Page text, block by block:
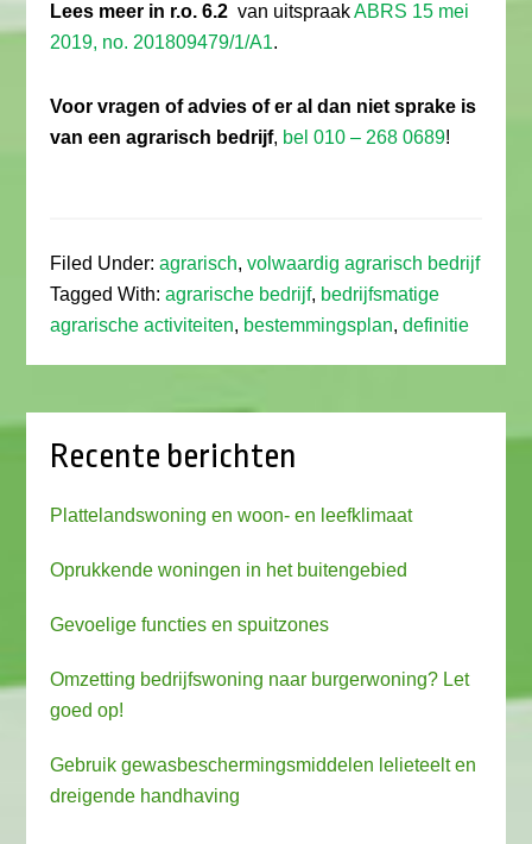
Lees meer in r.o. 6.2 van uitspraakABRS 15 mei
2019, no. 201809479/1/A1.
Voor vragen of advies of er al dan niet sprake is
van een agrarisch bedrijf, bel 010 – 268 0689!
Filed Under:agrarisch,volwaardig agrarisch bedrijf
Tagged With:agrarische bedrijf, bedrijfsmatige
agrarische activiteiten, bestemmingsplan,definitie
Recente berichten
Plattelandswoning en woon- en leefklimaat
Oprukkende woningen in het buitengebied
Gevoelige functies en spuitzones
Omzetting bedrijfswoning naar burgerwoning? Let
goed op!
Gebruik gewasbeschermingsmiddelen lelieteelt en
dreigende handhaving